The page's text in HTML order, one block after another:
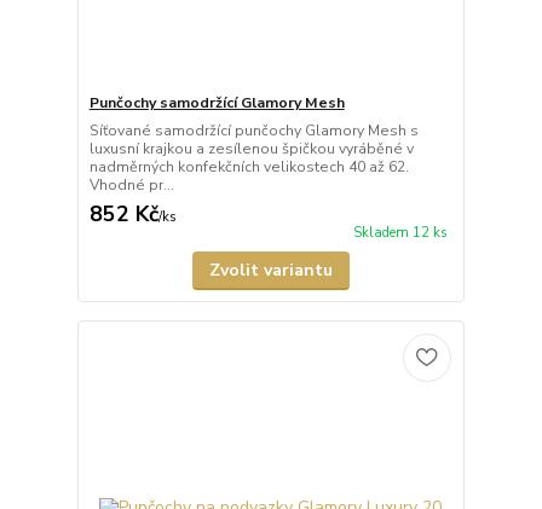
Punčochy samodržící Glamory Mesh
Síťované samodržící punčochy Glamory Mesh s
luxusní krajkou a zesílenou špičkou vyráběné v
nadměrných konfekčních velikostech 40 až 62.
Vhodné pr...
852 Kč/ks
Skladem 12 ks
Zvolit variantu